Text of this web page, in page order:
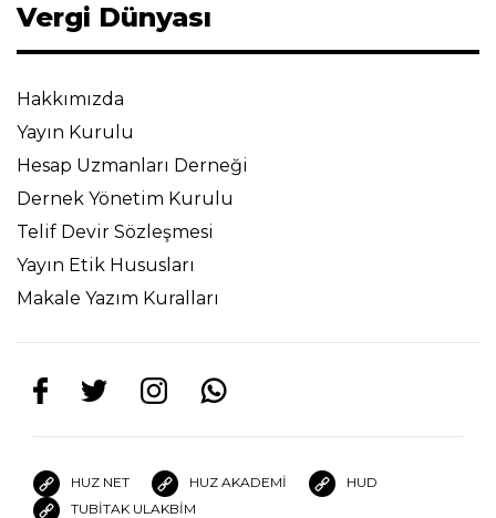
Vergi Dünyası
Hakkımızda
Yayın Kurulu
Hesap Uzmanları Derneği
Dernek Yönetim Kurulu
Telif Devir Sözleşmesi
Yayın Etik Hususları
Makale Yazım Kuralları
HUZ NET HUZ AKADEMİ
HUD
TUBİTAK ULAKBİM